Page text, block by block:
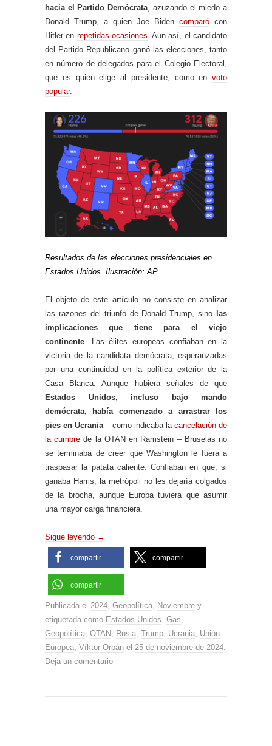
hacia el Partido Demócrata , azuzando el miedo a
Donald Trump, a quien Joe Biden comparó con
Hitler en repetidas ocasiones . Aun así, el candidato
del Partido Republicano ganó las elecciones, tanto
en número de delegados para el Colegio Electoral,
que es quien elige al presidente, como en voto
popular.
Resultados de las elecciones presidenciales en
Estados Unidos. Ilustración: AP.
El objeto de este artículo no consiste en analizar
las razones del triunfo de Donald Trump, sino
las
implicaciones que tiene para el viejo
continente. Las élites europeas confiaban en la
victoria de la candidata demócrata, esperanzadas
por una continuidad en la política exterior de la
Casa Blanca. Aunque hubiera señales de que
Estados Unidos, incluso bajo mando
demócrata, había comenzado a arrastrar los
pies en Ucrania– como indicaba la cancelación de
la cumbre de la OTAN en Ramstein – Bruselas no
se terminaba de creer que Washington le fuera a
traspasar la patata caliente. Confiaban en que, si
ganaba Harris, la metrópoli no les dejaría colgados
de la brocha, aunque Europa tuviera que asumir
una mayor carga financiera.
Sigue leyendo →
compartir compartir
compartir
Publicada el 2024, Geopolítica, Noviembre y
etiquetada como Estados Unidos, Gas,
Geopolítica, OTAN, Rusia, Trump, Ucrania, Unión
Europea, Víktor Orbán el 25 de noviembre de 2024.
Deja un comentario